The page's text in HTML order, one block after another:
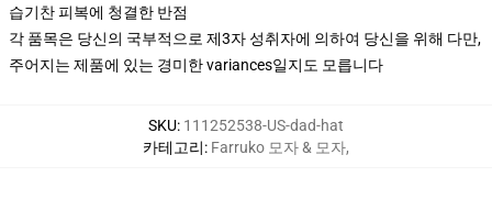
습기찬 피복에 청결한 반점
각 품목은 당신의 국부적으로 제3자 성취자에 의하여 당신을 위해 다만,
주어지는 제품에 있는 경미한 variances일지도 모릅니다
SKU: 111252538-US-dad-hat
카테고리: Farruko 모자 & 모자,